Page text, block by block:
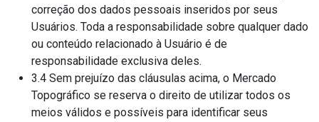
correção dos dados pessoais inseridos por seus
Usuários. Toda a responsabilidade sobre qualquer dado
ou conteúdo relacionado à Usuário é de
responsabilidade exclusiva deles.
3.4 Sem prejuízo das cláusulas acima, o Mercado
Topográfico se reserva o direito de utilizar todos os
meios válidos e possíveis para identificar seus